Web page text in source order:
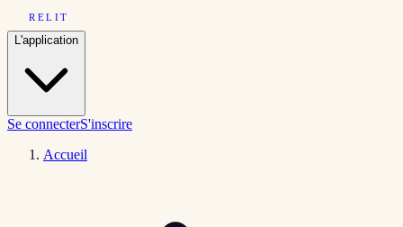
RELIT
L'application
Se connecterS'inscrire
Accueil